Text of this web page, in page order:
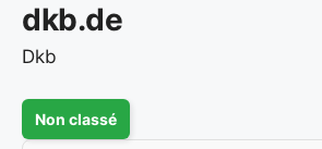
dkb.de
Dkb
Non classé